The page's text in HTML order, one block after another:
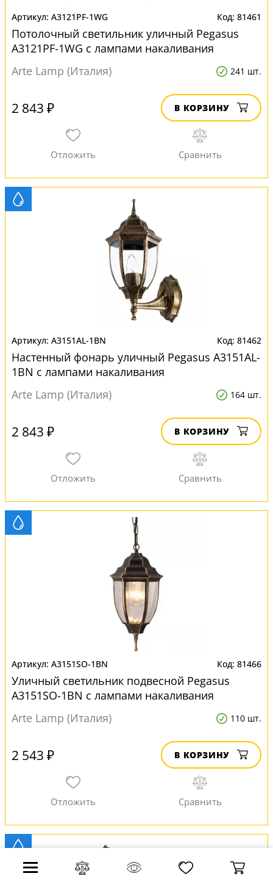
A3121PF-1WG 81461
Потолочный светильник уличный Pegasus
A3121PF-1WG с лампами накаливания
Arte Lamp (Италия)
241 шт.
2 843 ₽ В КОРЗИНУ
A3151AL-1BN 81462
Настенный фонарь уличный Pegasus A3151AL-
1BN с лампами накаливания
Arte Lamp (Италия)
164 шт.
2 843 ₽ В КОРЗИНУ
A3151SO-1BN 81466
Уличный светильник подвесной Pegasus
A3151SO-1BN с лампами накаливания
Arte Lamp (Италия)
110 шт.
2 543 ₽ В КОРЗИНУ